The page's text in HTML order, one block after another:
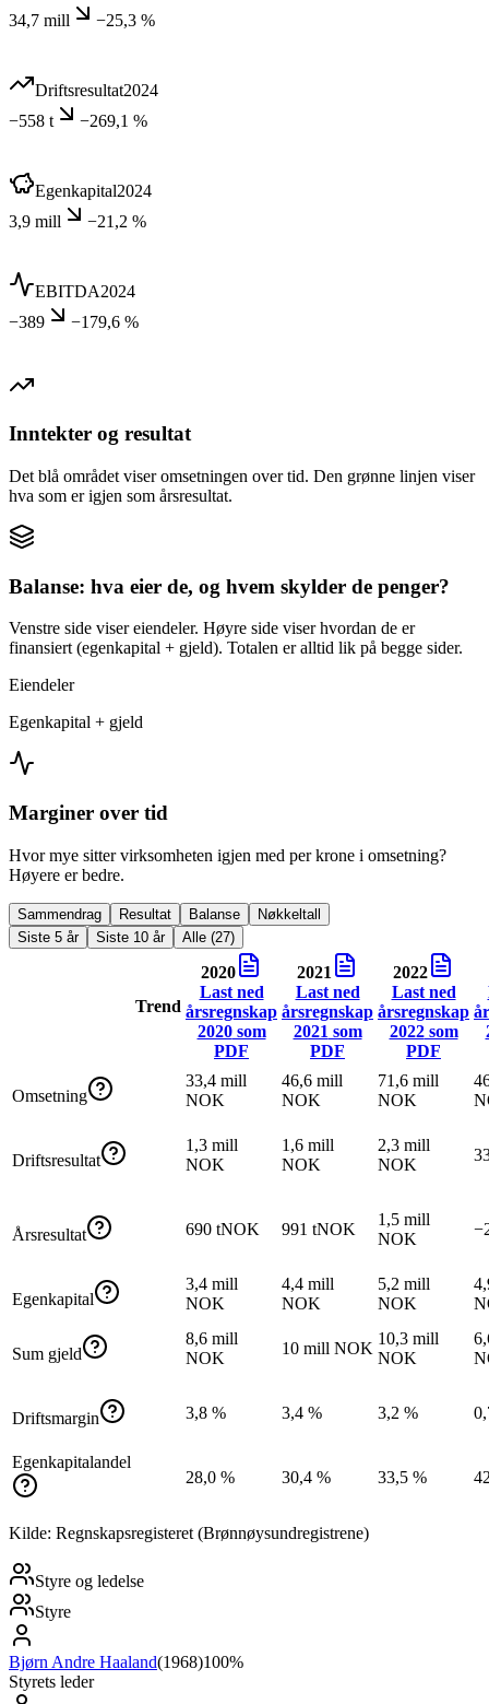
34,7 mill
−25,3 %
Driftsresultat2024
−558 t
−269,1 %
Egenkapital2024
3,9 mill
−21,2 %
EBITDA2024
−389
−179,6 %
Inntekter og resultat
Det blå området viser omsetningen over tid. Den grønne linjen viser
hva som er igjen som årsresultat.
Balanse: hva eier de, og hvem skylder de penger?
Venstre side viser eiendeler. Høyre side viser hvordan de er
finansiert (egenkapital + gjeld). Totalen er alltid lik på begge sider.
Eiendeler
Egenkapital + gjeld
Marginer over tid
Hvor mye sitter virksomheten igjen med per krone i omsetning?
Høyere er bedre.
Sammendrag Resultat Balanse
Nøkkeltall
Siste 5 år
Siste 10 år Alle (27)
Trend
2020
Last ned
årsregnskap
2020som
PDF
2021
Last ned
årsregnskap
2021 som
PDF
2022
Last ned
årsregnskap
2022som
PDF
Omsetning
33,4 mill
NOK
46,6 mill
NOK
71,6 mill
NOK
Driftsresultat
1,3 mill
NOK
1,6 mill
NOK
2,3 mill
NOK
Årsresultat 690 tNOK 991 tNOK
1,5 mill
NOK
Egenkapital
3,4 mill
NOK
4,4 mill
NOK
5,2 mill
NOK
Sum gjeld
8,6 mill
NOK
10 mill NOK
10,3 mill
NOK
Driftsmargin 3,8 % 3,4 % 3,2 %
Egenkapitalandel
28,0 %
30,4 % 33,5 %
Kilde: Regnskapsregisteret (Brønnøysundregistrene)
Styre og ledelse
Styre
Bjørn Andre Haaland(1968)100%
Styrets leder